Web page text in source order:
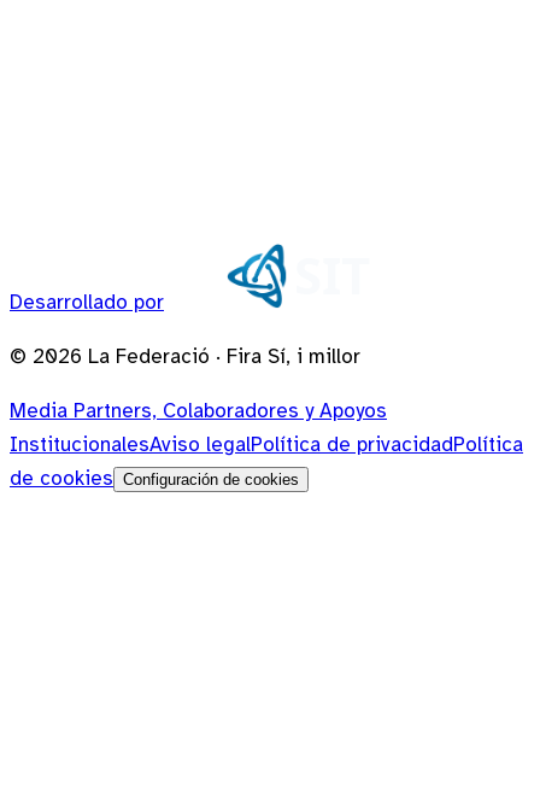
Desarrollado por
© 2026 La Federació · Fira Sí, i millor
Media Partners, Colaboradores y Apoyos
InstitucionalesAviso legalPolítica de privacidadPolítica
de cookies Configuración de cookies